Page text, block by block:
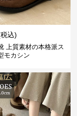
込)
上質素材の本格派ス
モカシン